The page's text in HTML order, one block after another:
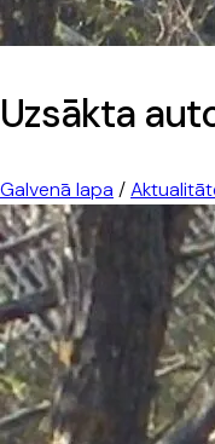
Uzsākta
Galvenā lapa /